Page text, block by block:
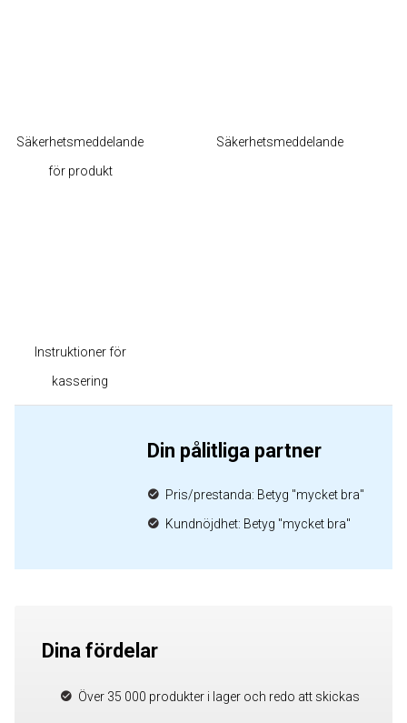
Säkerhetsmeddelande
för produkt
Säkerhetsmeddelande
Instruktioner för
kassering
Din pålitliga partner
Pris/prestanda: Betyg "mycket bra"
Kundnöjdhet: Betyg "mycket bra"
Dina fördelar
Över 35 000 produkter i lager och redo att skickas